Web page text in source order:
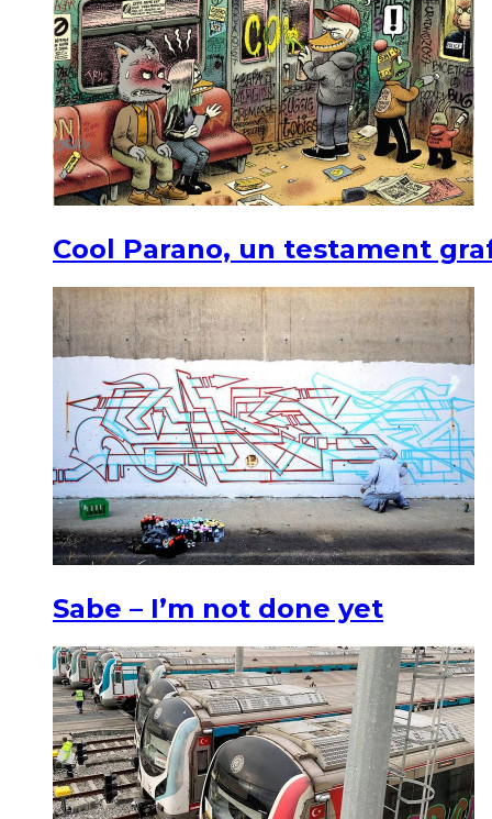
Cool Parano, un testament
Sabe – I’m not done yet